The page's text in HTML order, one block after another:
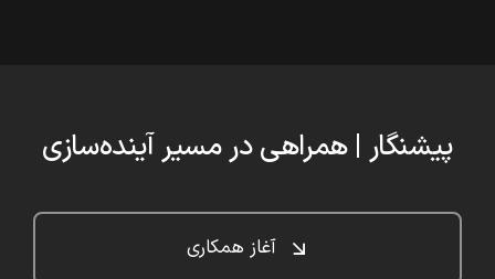
پیشنگار | همراهی در مسیر آینده‌سازی
آغاز همکاری